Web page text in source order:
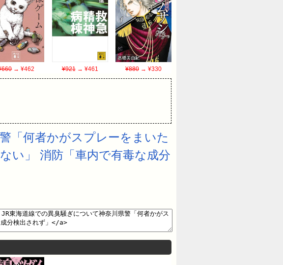
→ ¥462 ¥921→ ¥461 ¥880→ ¥330
「何者かがスプレーをまいた
い」 消防「車内で有毒な成分